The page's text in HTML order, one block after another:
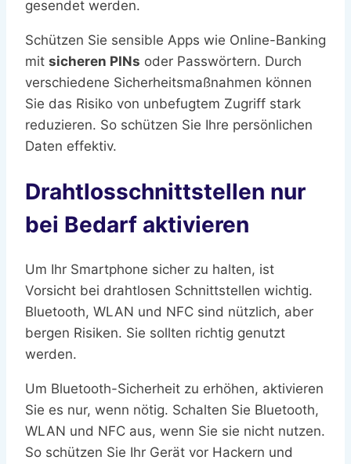
gesendet werden.
Schützen Sie sensible Apps wie Online-Banking
mit sicheren PINs oder Passwörtern. Durch
verschiedene Sicherheitsmaßnahmen können
Sie das Risiko von unbefugtem Zugriff stark
reduzieren. So schützen Sie Ihre persönlichen
Daten effektiv.
Drahtlosschnittstellen nur
bei Bedarf aktivieren
Um Ihr Smartphone sicher zu halten, ist
Vorsicht bei drahtlosen Schnittstellen wichtig.
Bluetooth, WLAN und NFC sind nützlich, aber
bergen Risiken. Sie sollten richtig genutzt
werden.
Um Bluetooth-Sicherheit zu erhöhen, aktivieren
Sie es nur, wenn nötig. Schalten Sie Bluetooth,
WLAN und NFC aus, wenn Sie sie nicht nutzen.
So schützen Sie Ihr Gerät vor Hackern und